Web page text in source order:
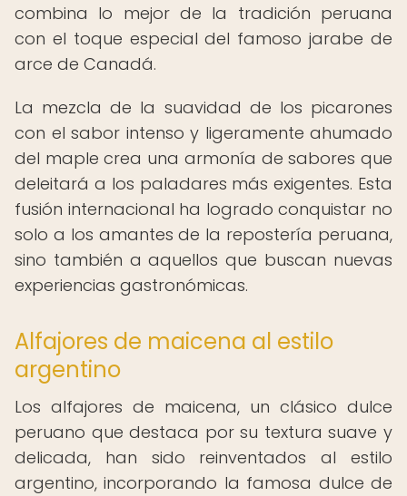
combina lo mejor de la tradición peruana
con el toque especial del famoso jarabe de
arce de Canadá.
La mezcla de la suavidad de los picarones
con el sabor intenso y ligeramente ahumado
del maple crea una armonía de sabores que
deleitará a los paladares más exigentes. Esta
fusión internacional ha logrado conquistar no
solo a los amantes de la repostería peruana,
sino también a aquellos que buscan nuevas
experiencias gastronómicas.
Alfajores de maicena al estilo
argentino
Los alfajores de maicena, un clásico dulce
peruano que destaca por su textura suave y
delicada, han sido reinventados al estilo
argentino, incorporando la famosa dulce de